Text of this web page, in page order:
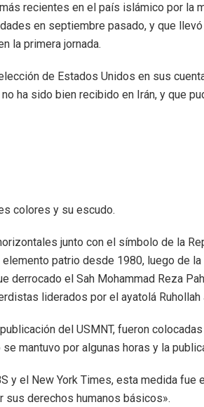
recientes en el país islámico por la
en septiembre pasado, y que
la primera jornada.
de Estados Unidos en sus
ha sido bien recibido en Irán, y que
colores y su escudo.
junto con el símbolo de la
patrio desde 1980, luego de
derrocado el Sah Mohammad Reza
liderados por el ayatolá Ruhollah
del USMNT, fueron
mantuvo por algunas horas y la
y el New York Times, esta medida fue
sus derechos humanos básicos».